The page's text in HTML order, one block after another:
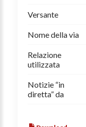
Versante
Nome della via
Relazione
utilizzata
Notizie “in
diretta” da